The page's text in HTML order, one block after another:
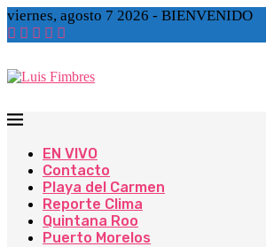
viernes, agosto 7 2026 - BIENVENIDO
EN VIVO
Contacto
Playa del Carmen
Reporte Clima
Quintana Roo
Puerto Morelos